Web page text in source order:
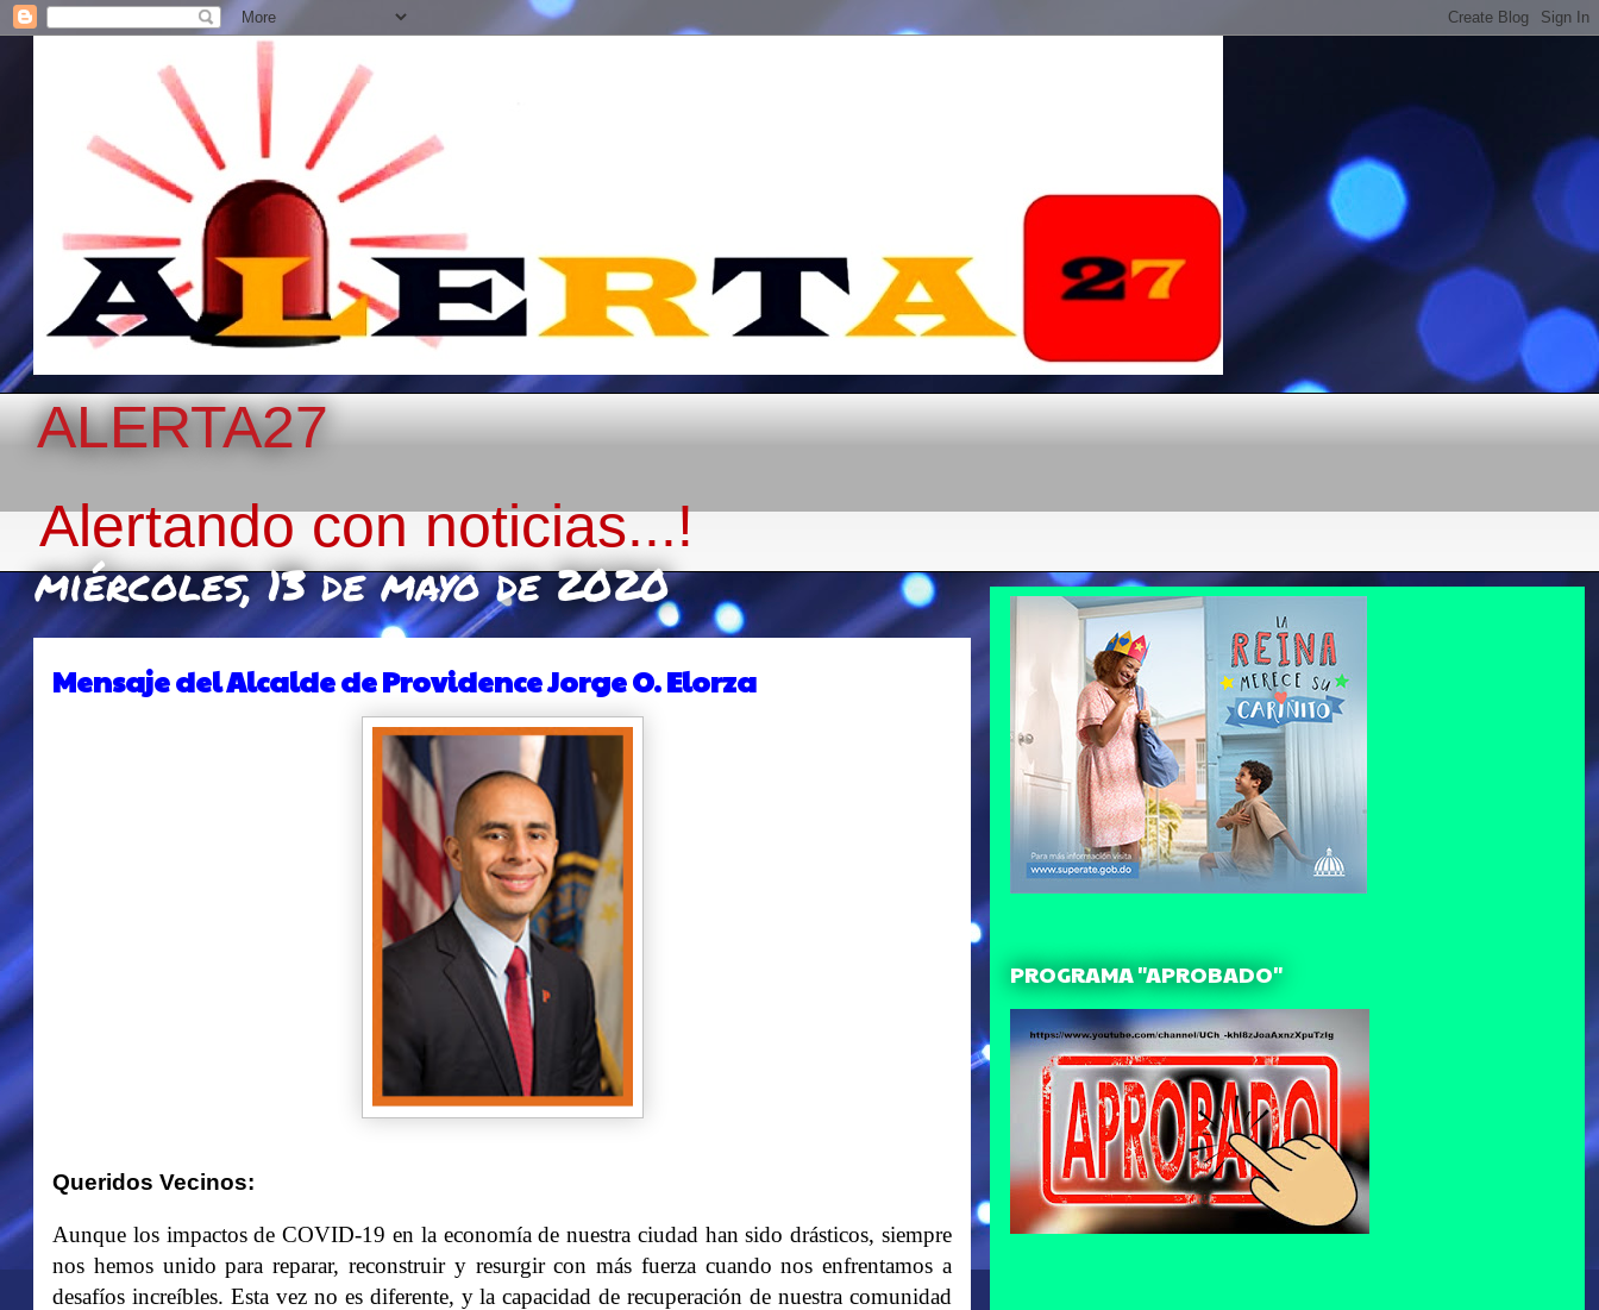
ALERTA27
Alertando con noticias...!
miércoles, 13 de mayo de 2020
Mensaje del Alcalde de Providence Jorge O. Elorza
Queridos Vecinos:
Aunque los impactos de COVID-19 en la economía de nuestra ciudad han sido drásticos, siempre
nos hemos unido para reparar, reconstruir y resurgir con más fuerza cuando nos enfrentamos a
desafíos increíbles. Esta vez no es diferente, y la capacidad de recuperación de nuestra comunidad
PROGRAMA "APROBADO"